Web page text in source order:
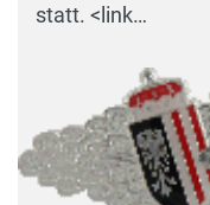
statt. <link…